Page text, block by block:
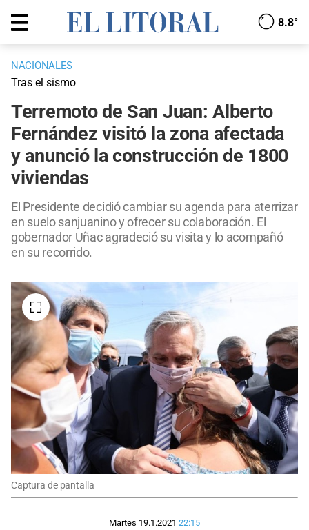
8.8°
NACIONALES
Tras el sismo
Terremoto de San Juan: Alberto
Fernández visitó la zona afectada
y anunció la construcción de 1800
viviendas
El Presidente decidió cambiar su agenda para aterrizar
en suelo sanjuanino y ofrecer su colaboración. El
gobernador Uñac agradeció su visita y lo acompañó
en su recorrido.
Captura de pantalla
Martes 19.1.2021 22:15